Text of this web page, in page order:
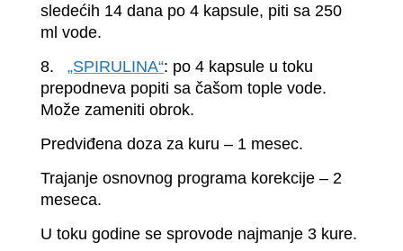
sledećih 14 dana po 4 kapsule, piti sa 250
ml vode.
8. „SPIRULINA“: po 4 kapsule u toku
prepodneva popiti sa čašom tople vode.
Može zameniti obrok.
Predviđena doza za kuru – 1 mesec.
Trajanje osnovnog programa korekcije – 2
meseca.
U toku godine se sprovode najmanje 3 kure.